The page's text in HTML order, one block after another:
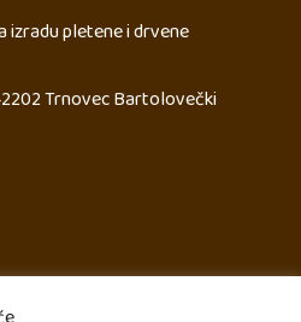
izradu pletene i drvene
Trnovec Bartolovečki